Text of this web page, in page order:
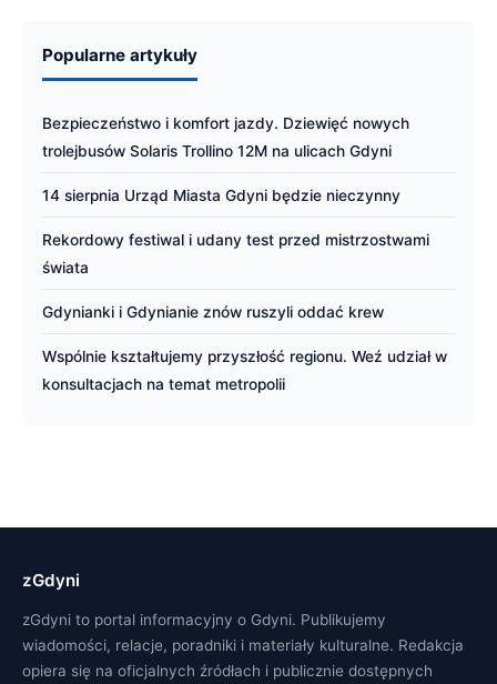
Popularne artykuły
Bezpieczeństwo i komfort jazdy. Dziewięć nowych
trolejbusów Solaris Trollino 12M na ulicach Gdyni
14 sierpnia Urząd Miasta Gdyni będzie nieczynny
Rekordowy festiwal i udany test przed mistrzostwami
świata
Gdynianki i Gdynianie znów ruszyli oddać krew
Wspólnie kształtujemy przyszłość regionu. Weź udział w
konsultacjach na temat metropolii
zGdyni
zGdyni to portal informacyjny o Gdyni. Publikujemy
wiadomości, relacje, poradniki i materiały kulturalne. Redakcja
opiera się na oficjalnych źródłach i publicznie dostępnych